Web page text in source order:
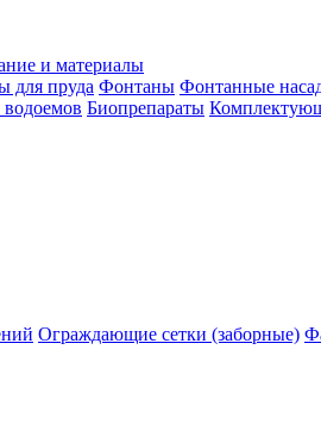
и материалы
для пруда Фонтаны Фонтанные
Биопрепараты
Ограждающие сетки (заборные)